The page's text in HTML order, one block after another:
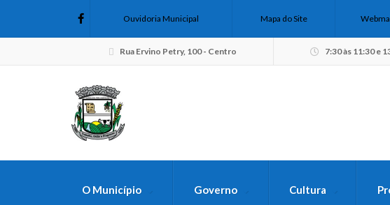
Ouvidoria Municipal Mapa do Site
Rua Ervino Petry, 100 - Centro 7:30 às 11:30 e
O Município Governo Cultura